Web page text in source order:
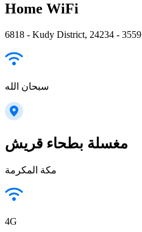
Home WiFi
6818 - Kudy District, 24234 - 3559
سبحان الله
مغسلة بطحاء قريش
مكة المكرمة
4G